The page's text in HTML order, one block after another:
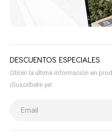
DESCUENTOS ESPECIALES
Obtén la última información en
¡Suscríbete ya!